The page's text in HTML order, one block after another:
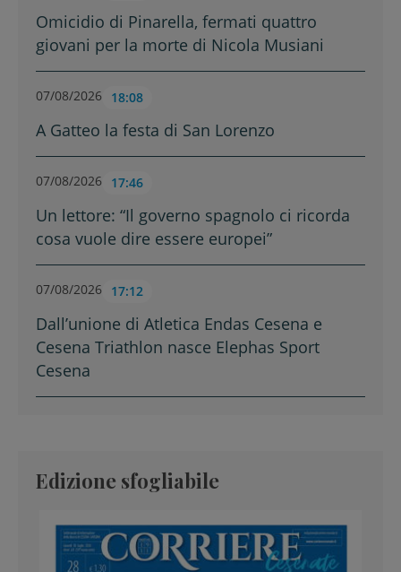
Omicidio di Pinarella, fermati quattro
giovani per la morte di Nicola Musiani
07/08/2026 18:08
A Gatteo la festa di San Lorenzo
07/08/2026 17:46
Un lettore: “Il governo spagnolo ci ricorda
cosa vuole dire essere europei”
07/08/2026 17:12
Dall’unione di Atletica Endas Cesena e
Cesena Triathlon nasce Elephas Sport
Cesena
Edizione sfogliabile